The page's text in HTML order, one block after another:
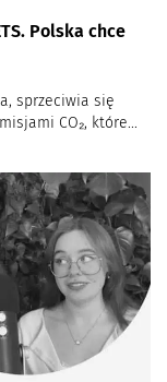
Polska chce
sprzeciwia się
CO₂, które...